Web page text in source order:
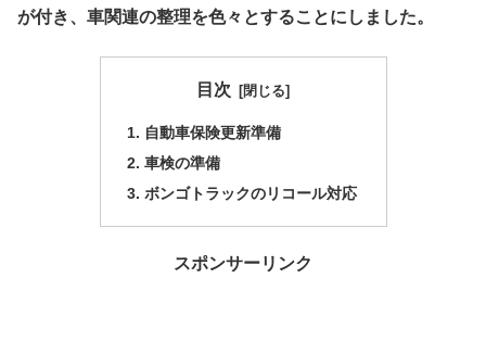
が付き、車関連の整理を色々とすることにしました。
目次
自動車保険更新準備
車検の準備
ボンゴトラックのリコール対応
スポンサーリンク